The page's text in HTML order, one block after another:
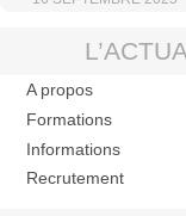
A propos
Formations
Informations
Recrutement